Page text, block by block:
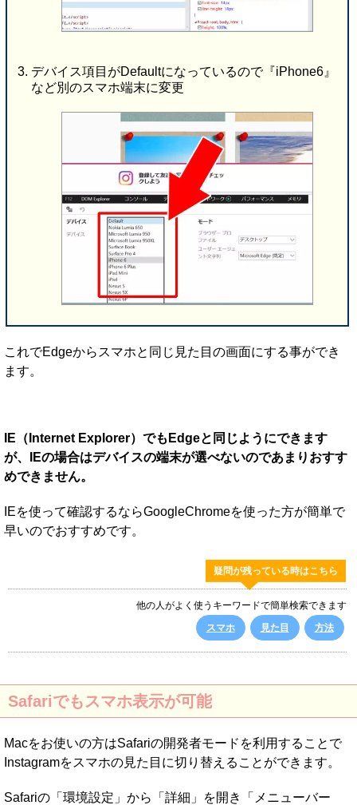
デバイス項目がDefaultになっているので『iPhone6』
など別のスマホ端末に変更
これでEdgeからスマホと同じ見た目の画面にする事ができ
ます。
IE（Internet Explorer）でもEdgeと同じようにできます
が、IEの場合はデバイスの端末が選べないのであまりおすす
めできません。
IEを使って確認するならGoogleChromeを使った方が簡単で
早いのでおすすめです。
疑問が残っている時はこちら
他の人がよく使うキーワードで簡単検索できます
スマホ
見た目 方法
Safariでもスマホ表示が可能
Macをお使いの方はSafariの開発者モードを利用することで
Instagramをスマホの見た目に切り替えることができます。
Safariの「環境設定」から「詳細」を開き「メニューバー